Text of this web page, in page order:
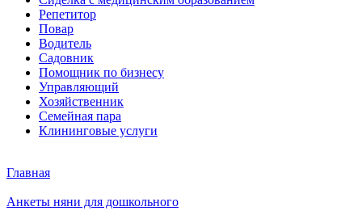
Репетитор
Повар
Водитель
Садовник
Помощник по бизнесу
Управляющий
Хозяйственник
Семейная пара
Клининговые услуги
Главная
Анкеты няни для дошкольного